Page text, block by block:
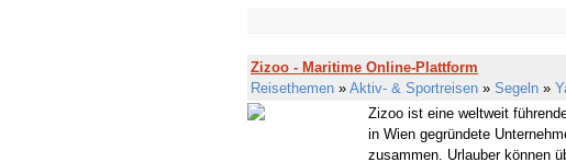
Zizoo - Maritime Online-Plattform
Reisethemen » Aktiv- & Sportreisen » Segeln »
Zizoo ist eine weltweit
in Wien gegründete
zusammen. Urlauber können